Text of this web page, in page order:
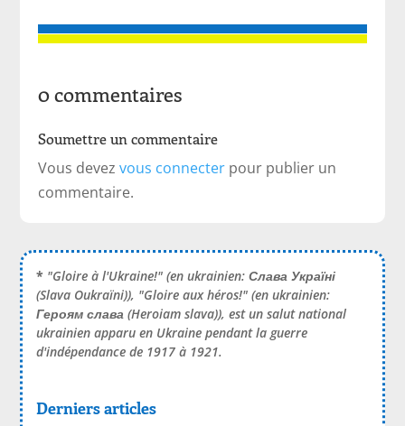
0 commentaires
Soumettre un commentaire
Vous devezvous connecter pour publier un
commentaire.
* "Gloire à l'Ukraine!" (en ukrainien:Слава Україні
(Slava Oukraïni)), "Gloire aux héros!" (en ukrainien:
Героям слава (Heroiam slava)), est un salut national
ukrainien apparu en Ukraine pendant la guerre
d'indépendance de 1917 à 1921.
Derniers articles